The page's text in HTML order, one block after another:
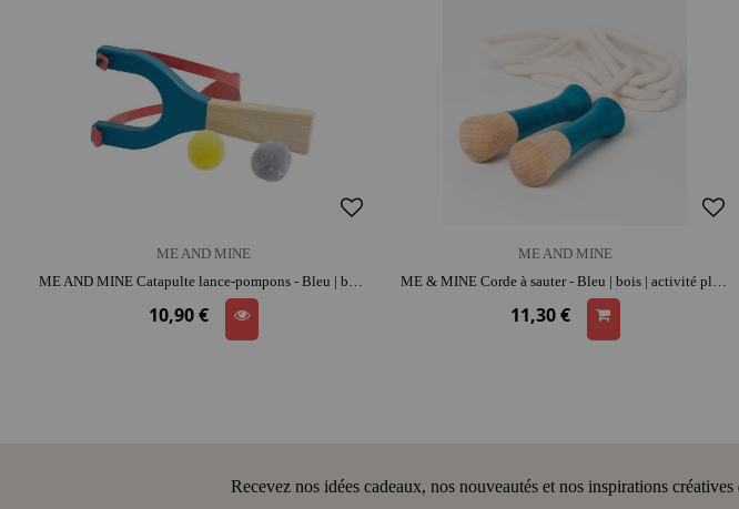
ME AND MINE
10,90 €
ME AND MINE
11,30 €
Recevez nos idées cadeaux, nos nouveautés et nos inspirations